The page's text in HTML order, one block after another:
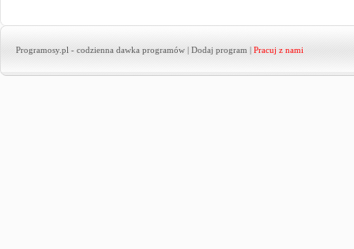
Programosy.pl - codzienna dawka programów | Dodaj program | Pracuj z nami